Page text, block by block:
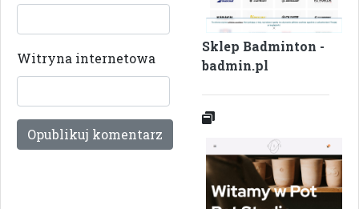
Witryna internetowa
Sklep Badminton -
badmin.pl